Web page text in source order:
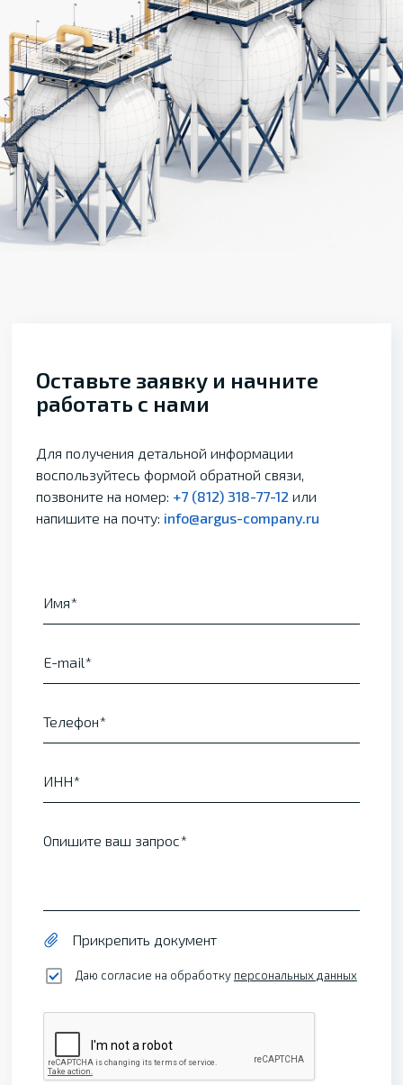
Оставьте заявку и начните
работать с нами
Для получения детальной информации
воспользуйтесь формой обратной связи,
позвоните на номер: +7 (812) 318-77-12 или
напишите на почту: info@argus-company.ru
Имя
E-mail
Телефон
ИНН
Опишите ваш запрос
Прикрепить документ
Даю согласие на обработку персональных данных